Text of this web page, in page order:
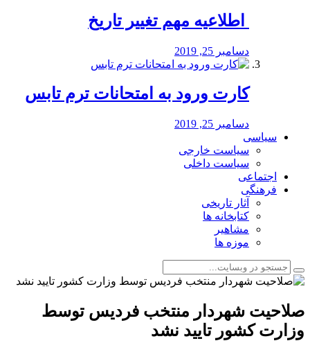
️ اطلاعیه مهم تغییر تاریخ
دسامبر 25, 2019
کارت ورود به امتحانات ترم تابس
دسامبر 25, 2019
سیاسی
سیاست خارجی
سیاست داخلی
اجتماعی
فرهنگی
آثار تاریخی
کتابخانه ها
مشاهیر
موزه ها
صلاحیت شهردار منتخب فردیس توسط
وزارت کشور تایید نشد